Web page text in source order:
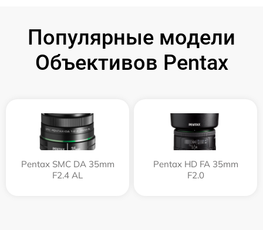
Популярные модели
Объективов Pentax
Pentax SMC DA 35mm
F2.4 AL
Pentax HD FA 35mm
F2.0